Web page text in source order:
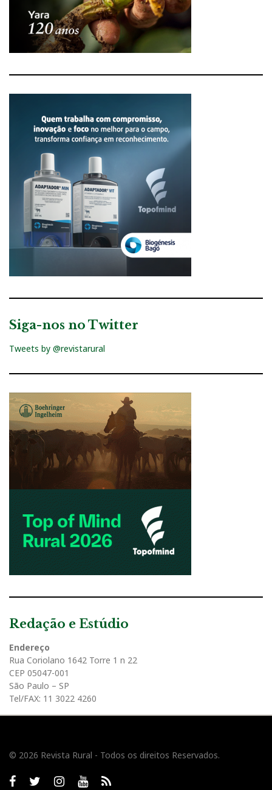
Siga-nos no Twitter
Tweets by @revistarural
Redação e Estúdio
Endereço
Rua Coriolano 1642 Torre 1 n 22
CEP 05047-001
São Paulo – SP
Tel/FAX: 11 3022 4260
© 2026 Revista Rural - Todos os direitos Reservados.
FacebooktwitterInstagramYoutube
RSS